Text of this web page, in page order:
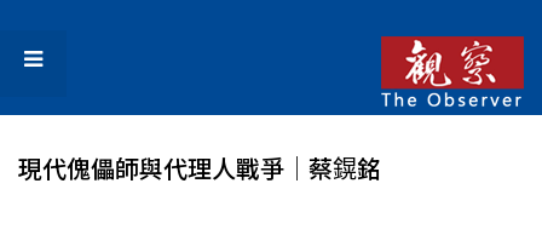
現代傀儡師與代理人戰爭│蔡鎤銘